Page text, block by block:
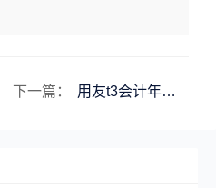
下一篇： 用友t3会计年度结转用友t3会计年度结转在哪